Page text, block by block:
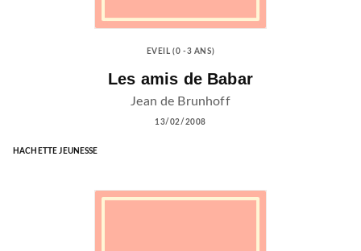
EVEIL (0 -3 ANS)
Les amis de Babar
Jean de Brunhoff
13/02/2008
HACHETTE JEUNESSE